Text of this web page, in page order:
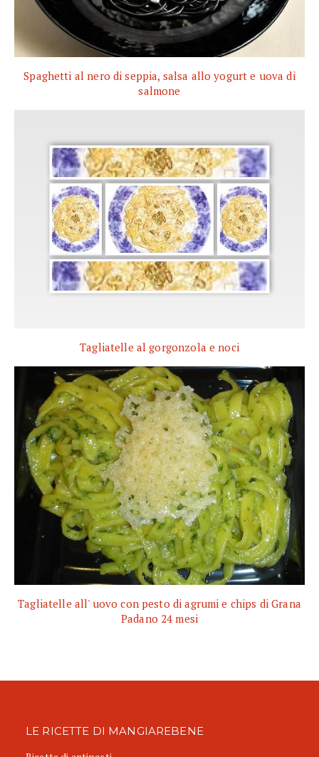
Spaghetti al nero di seppia, salsa allo yogurt e uova di
salmone
Tagliatelle al gorgonzola e noci
Tagliatelle all' uovo con pesto di agrumi e chips di Grana
Padano 24 mesi
LE RICETTE DI MANGIAREBENE